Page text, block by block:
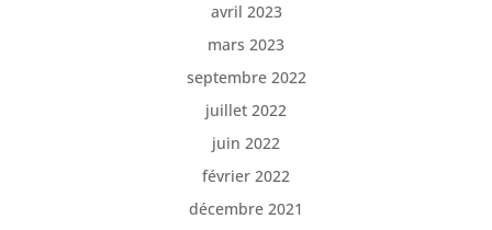
avril 2023
mars 2023
septembre 2022
juillet 2022
juin 2022
février 2022
décembre 2021